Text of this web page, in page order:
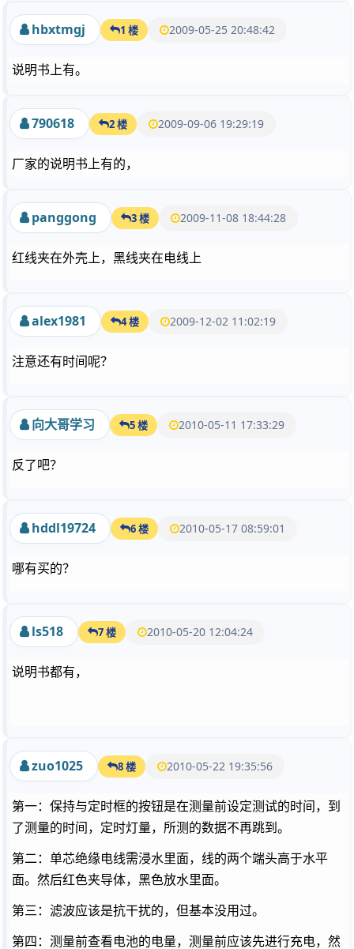
hbxtmgj 1 楼 2009-05-25 20:48:42
说明书上有。
790618 2 楼 2009-09-06 19:29:19
厂家的说明书上有的，
panggong 3 楼 2009-11-08 18:44:28
红线夹在外壳上，黑线夹在电线上
alex1981 4 楼 2009-12-02 11:02:19
注意还有时间呢？
向大哥学习 5 楼 2010-05-11 17:33:29
反了吧？
hddl19724 6 楼 2010-05-17 08:59:01
哪有买的？
ls518 7 楼 2010-05-20 12:04:24
说明书都有，
zuo1025 8 楼 2010-05-22 19:35:56
第一：保持与定时框的按钮是在测量前设定测试的时间，到
了测量的时间，定时灯量，所测的数据不再跳到。
第二：单芯绝缘电线需浸水里面，线的两个端头高于水平
面。然后红色夹导体，黑色放水里面。
第三：滤波应该是抗干扰的，但基本没用过。
第四：测量前查看电池的电量，测量前应该先进行充电，然